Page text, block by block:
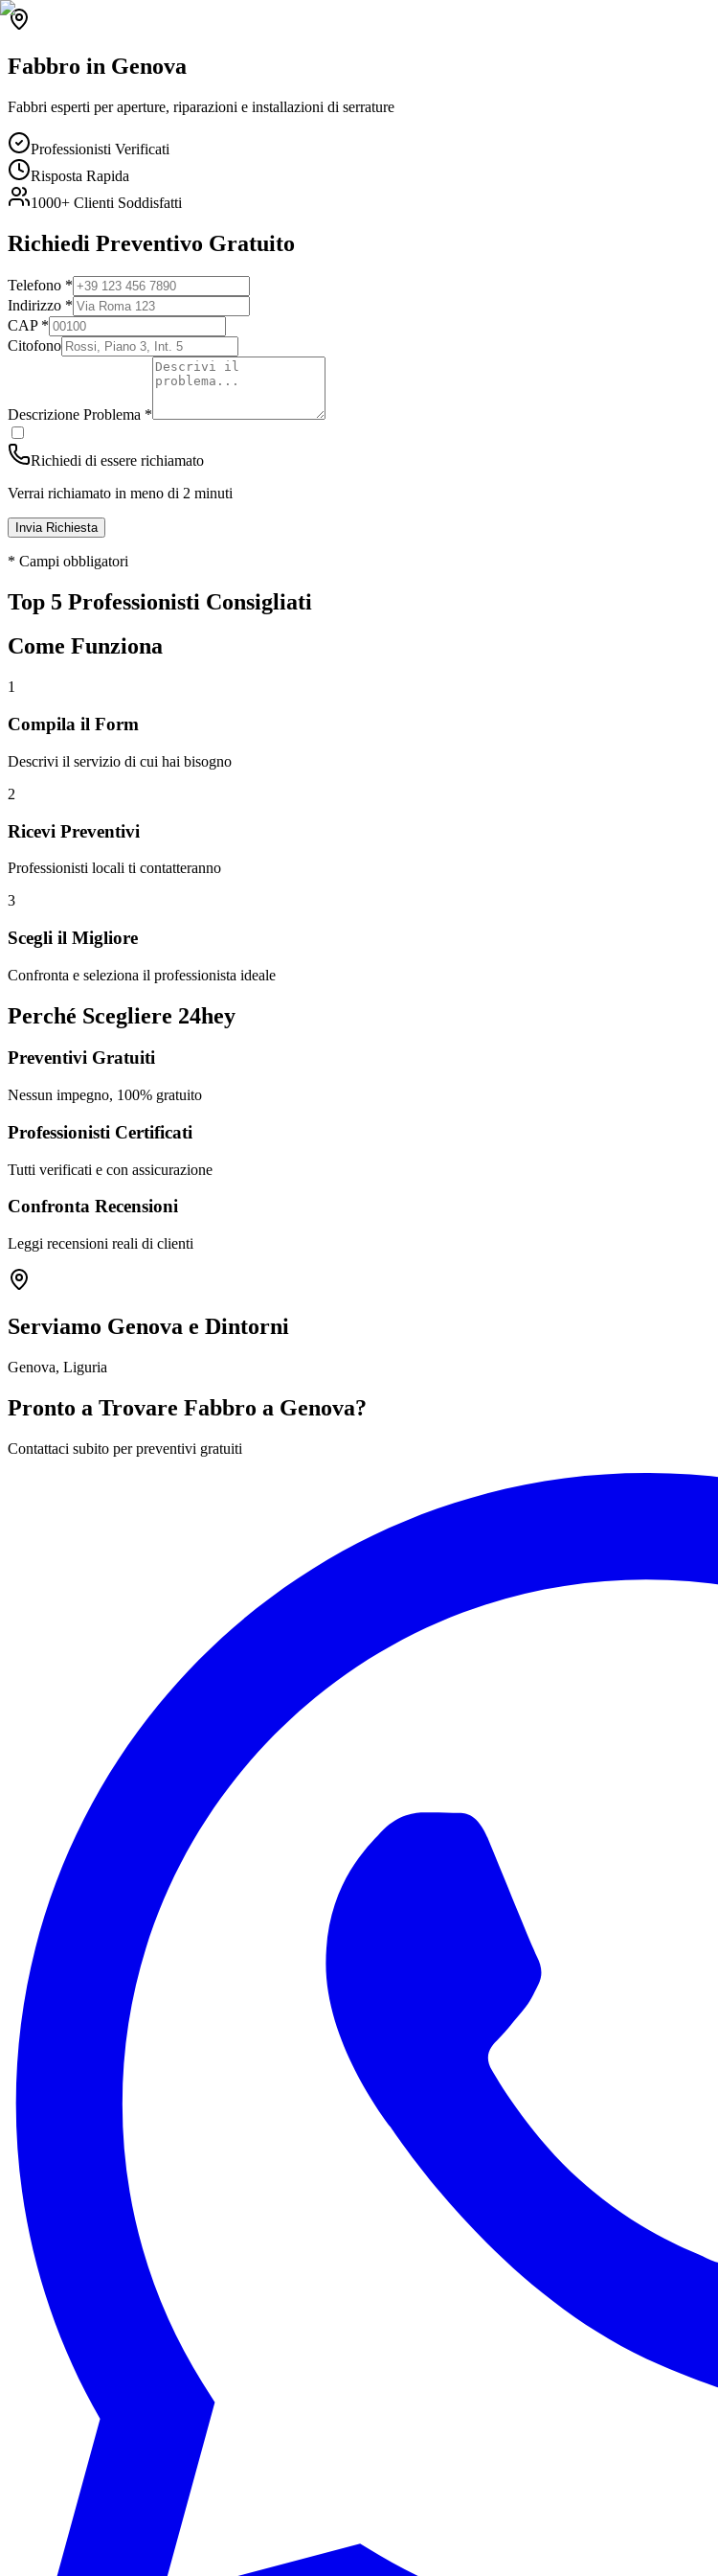
Fabbro in Genova
Fabbri esperti per aperture, riparazioni e installazioni di serrature
Professionisti Verificati
Risposta Rapida
1000+ Clienti Soddisfatti
Richiedi Preventivo Gratuito
Telefono *
Indirizzo *
CAP *
Citofono
Descrizione Problema *
Richiedi di essere richiamato
Verrai richiamato in meno di 2 minuti
Invia Richiesta
* Campi obbligatori
Top 5 Professionisti Consigliati
Come Funziona
1
Compila il Form
Descrivi il servizio di cui hai bisogno
2
Ricevi Preventivi
Professionisti locali ti contatteranno
3
Scegli il Migliore
Confronta e seleziona il professionista ideale
Perché Scegliere 24hey
Preventivi Gratuiti
Nessun impegno, 100% gratuito
Professionisti Certificati
Tutti verificati e con assicurazione
Confronta Recensioni
Leggi recensioni reali di clienti
Serviamo Genova e Dintorni
Genova, Liguria
Pronto a Trovare Fabbro a Genova?
Contattaci subito per preventivi gratuiti